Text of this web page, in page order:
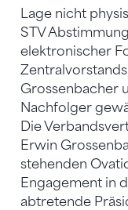
Lage nicht
STV
elektronischer
Grossenbacher
Nachfolger
Die
Erwin
stehenden
Engagement in
abtretende